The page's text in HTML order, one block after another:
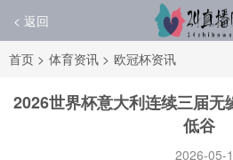
< 返回
首页 > 体育资讯 > 欧冠杯资讯
2026世界杯意大利连续三届无
低谷
2026-05-